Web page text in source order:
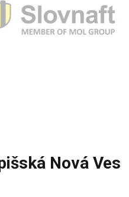
Nová Ves